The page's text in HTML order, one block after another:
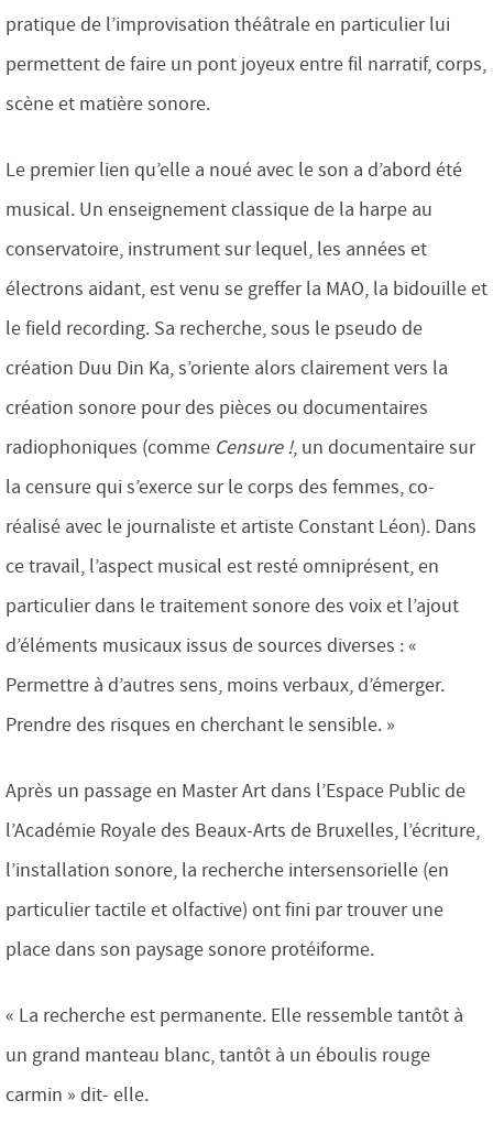
pratique de l’improvisation théâtrale en particulier lui
permettent de faire un pont joyeux entre fil narratif, corps,
scène et matière sonore.
Le premier lien qu’elle a noué avec le son a d’abord été
musical. Un enseignement classique de la harpe au
conservatoire, instrument sur lequel, les années et
électrons aidant, est venu se greffer la MAO, la bidouille et
le field recording. Sa recherche, sous le pseudo de
création Duu Din Ka, s’oriente alors clairement vers la
création sonore pour des pièces ou documentaires
radiophoniques (comme Censure !, un documentaire sur
la censure qui s’exerce sur le corps des femmes, co-
réalisé avec le journaliste et artiste Constant Léon). Dans
ce travail, l’aspect musical est resté omniprésent, en
particulier dans le traitement sonore des voix et l’ajout
d’éléments musicaux issus de sources diverses : «
Permettre à d’autres sens, moins verbaux, d’émerger.
Prendre des risques en cherchant le sensible. »
Après un passage en Master Art dans l’Espace Public de
l’Académie Royale des Beaux-Arts de Bruxelles, l’écriture,
l’installation sonore, la recherche intersensorielle (en
particulier tactile et olfactive) ont fini par trouver une
place dans son paysage sonore protéiforme.
« La recherche est permanente. Elle ressemble tantôt à
un grand manteau blanc, tantôt à un éboulis rouge
carmin » dit- elle.